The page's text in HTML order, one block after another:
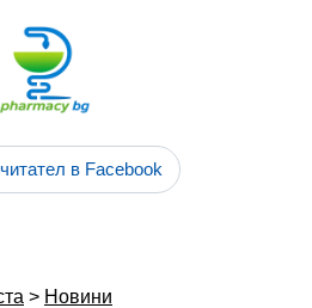
в Facebook
> Новини